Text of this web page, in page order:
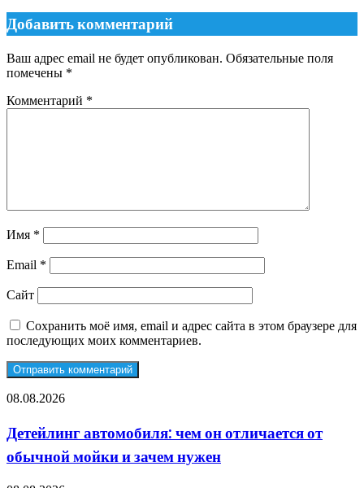
Добавить комментарий
Ваш адрес email не будет опубликован. Обязательные поля
помечены *
Комментарий *
Имя *
Email *
Сайт
Сохранить моё имя, email и адрес сайта в этом браузере для
последующих моих комментариев.
Детейлинг
чем
он
отличается
обычной
08.08.2026
Детейлинг автомобиля: чем он отличается от
обычной мойки и зачем нужен